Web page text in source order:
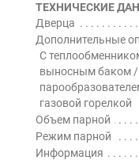
ТЕХНИЧЕСКИЕ
Дверца
Дополнительные
С
выносным баком /
газовой горелкой
Объем парной
Режим парной
Информация